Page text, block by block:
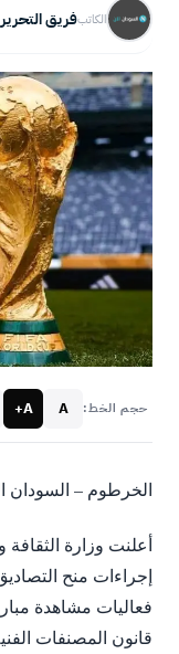
الكاتبفريق التحرير
حجم الخط: A
A+
الخرطوم – السودان
أعلنت وزارة الثقافة
إجراءات منح
فعاليات مشاهدة